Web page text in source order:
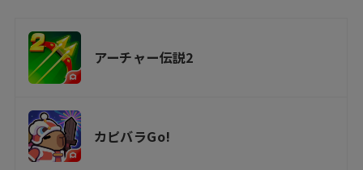
アーチャー伝説2
カピバラGo!